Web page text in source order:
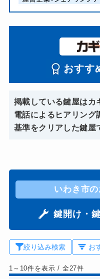
おすす
掲載している鍵屋はカ
電話によるヒアリング
基準をクリアした鍵屋
いわき市
鍵開け・
絞り込み検索
1～10件を表示/ 全27件